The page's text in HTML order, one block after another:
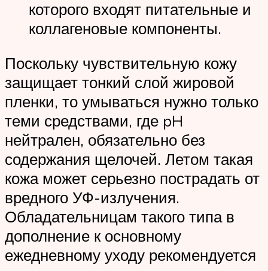
которого входят питательные и
коллагеновые компоненты.
Поскольку чувствительную кожу
защищает тонкий слой жировой
пленки, то умываться нужно только
теми средствами, где pH
нейтрален, обязательно без
содержания щелочей. Летом такая
кожа может серьезно пострадать от
вредного УФ-излучения.
Обладательницам такого типа в
дополнение к основному
ежедневному уходу рекомендуется